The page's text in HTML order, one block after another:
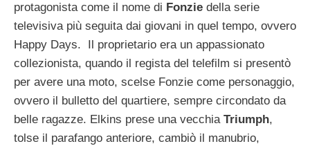
protagonista come il nome di Fonzie della serie
televisiva più seguita dai giovani in quel tempo, ovvero
Happy Days. Il proprietario era un appassionato
collezionista, quando il regista del telefilm si presentò
per avere una moto, scelse Fonzie come personaggio,
ovvero il bulletto del quartiere, sempre circondato da
belle ragazze. Elkins prese una vecchia Triumph,
tolse il parafango anteriore, cambiò il manubrio,